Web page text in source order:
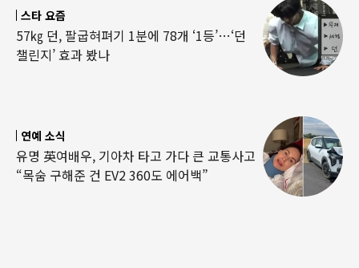
스타 요즘
57㎏ 던, 팔굽혀펴기 1분에 78개 ‘1등’…‘던
챌린지’ 효과 봤나
연예 소식
유명 英여배우, 기아차 타고 가다 큰 교통사고
“목숨 구해준 건 EV2 360도 에어백”